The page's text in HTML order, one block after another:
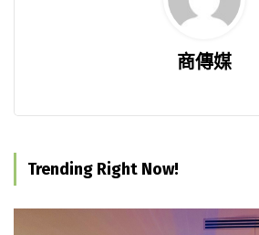
商傳媒
Trending Right Now!